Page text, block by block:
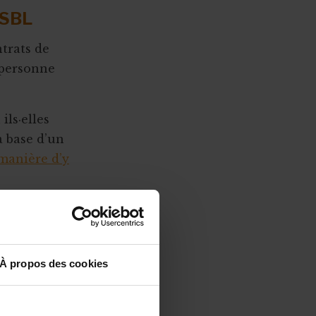
À propos des cookies
de
d’un
d’y
en
respecter